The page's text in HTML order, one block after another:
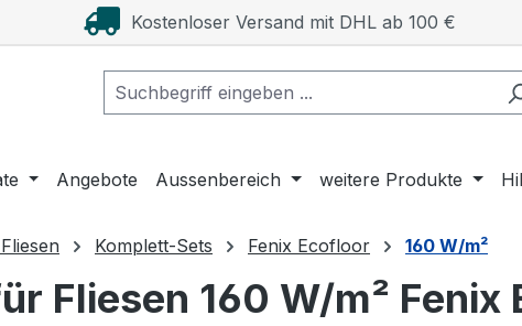
Kostenloser Versand mit DHL ab 100 €
Angebote Aussenbereich weitere Produkte
Komplett-Sets Fenix Ecofloor 160 W/m²
Fliesen 160 W/m² Fenix